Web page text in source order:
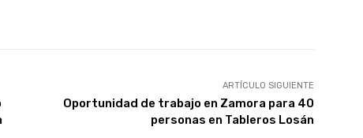
ARTÍCULO SIGUIENTE
Oportunidad de trabajo en Zamora para 40
personas en Tableros Losán